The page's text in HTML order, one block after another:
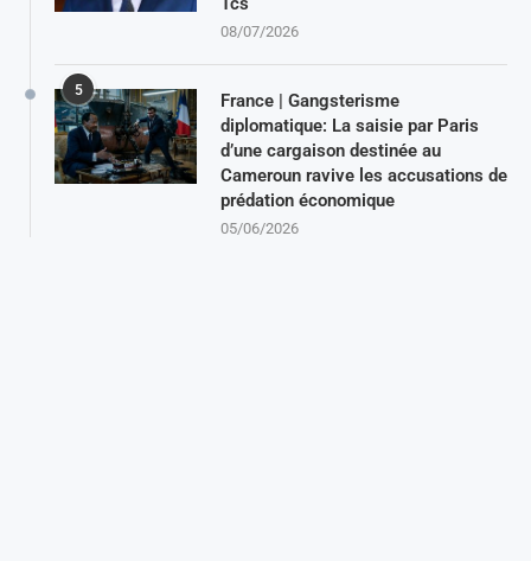
08/07/2026
5
France | Gangsterisme
diplomatique: La saisie par Paris
d’une cargaison destinée au
Cameroun ravive les accusations de
prédation économique
05/06/2026